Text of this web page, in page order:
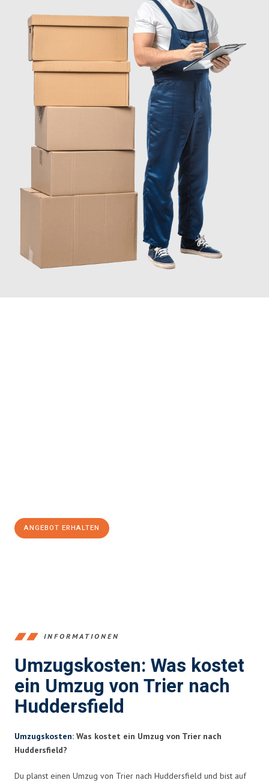
ANGEBOT ERHALTEN
INFORMATIONEN
Umzugskosten: Was kostet
ein Umzug von Trier nach
Huddersfield
Umzugskosten: Was kostet ein Umzug von Trier nach
Huddersfield?
Du planst einen Umzug von Trier nach Huddersfield und bist auf